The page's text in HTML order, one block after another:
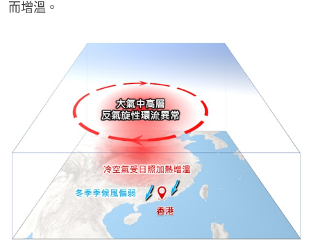
而增溫。